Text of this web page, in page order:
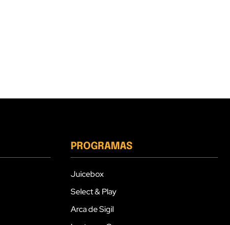
PROGRAMAS
Juicebox
Select & Play
Arca de Sigil